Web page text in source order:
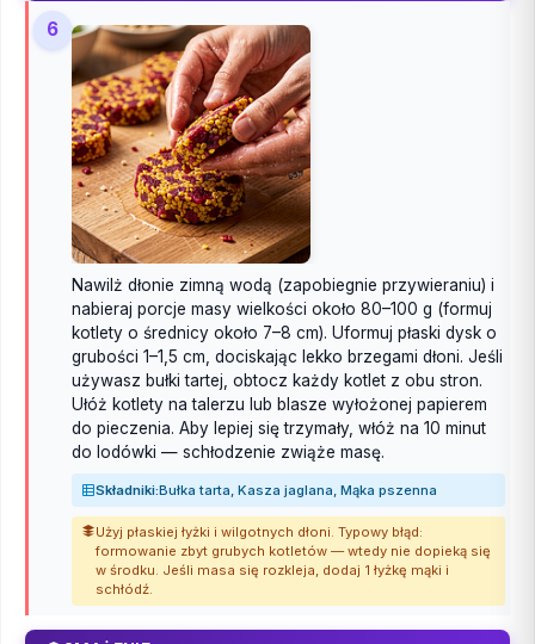
6
Nawilż dłonie zimną wodą (zapobiegnie przywieraniu) i
nabieraj porcje masy wielkości około 80–100 g (formuj
kotlety o średnicy około 7–8 cm). Uformuj płaski dysk o
grubości 1–1,5 cm, dociskając lekko brzegami dłoni. Jeśli
używasz bułki tartej, obtocz każdy kotlet z obu stron.
Ułóż kotlety na talerzu lub blasze wyłożonej papierem
do pieczenia. Aby lepiej się trzymały, włóż na 10 minut
do lodówki — schłodzenie zwiąże masę.
Składniki:Bułka tarta, Kasza jaglana, Mąka pszenna
Użyj płaskiej łyżki i wilgotnych dłoni. Typowy błąd:
formowanie zbyt grubych kotletów — wtedy nie dopieką się
w środku. Jeśli masa się rozkleja, dodaj 1 łyżkę mąki i
schłódź.